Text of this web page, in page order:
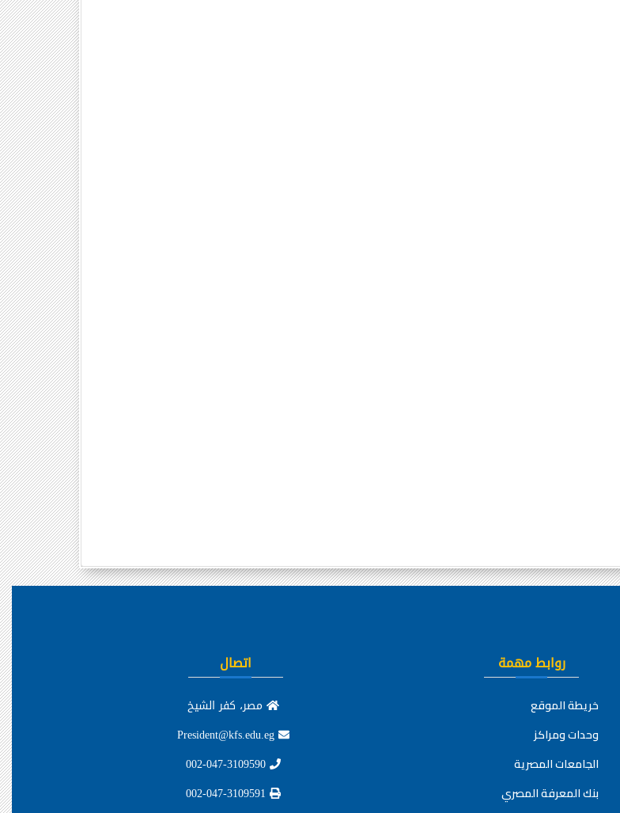
روابط مهمة
خريطة الموقع
وحدات ومراكز
الجامعات المصرية
بنك المعرفة المصري
اتصال
مصر، كفر الشيخ